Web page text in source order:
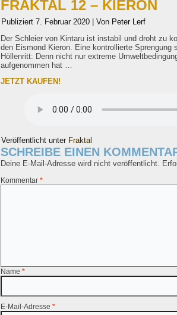
FRAKTAL 12 – KIERON
Publiziert 7. Februar 2020 Von Peter Lerf
Der Schleier von Kintaru ist instabil und droht zu
den Eismond Kieron. Eine kontrollierte
Höllenritt: Denn nicht nur extreme
aufgenommen hat …
JETZT KAUFEN!
Veröffentlicht unter Fraktal
SCHREIBE EINEN
Deine E-Mail-Adresse wird nicht veröffentlicht.
Kommentar *
Name *
E-Mail-Adresse *